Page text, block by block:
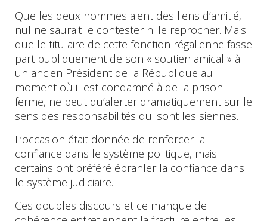
Que les deux hommes aient des liens d’amitié,
nul ne saurait le contester ni le reprocher. Mais
que le titulaire de cette fonction régalienne fasse
part publiquement de son « soutien amical » à
un ancien Président de la République au
moment où il est condamné à de la prison
ferme, ne peut qu’alerter dramatiquement sur le
sens des responsabilités qui sont les siennes.
L’occasion était donnée de renforcer la
confiance dans le système politique, mais
certains ont préféré ébranler la confiance dans
le système judiciaire.
Ces doubles discours et ce manque de